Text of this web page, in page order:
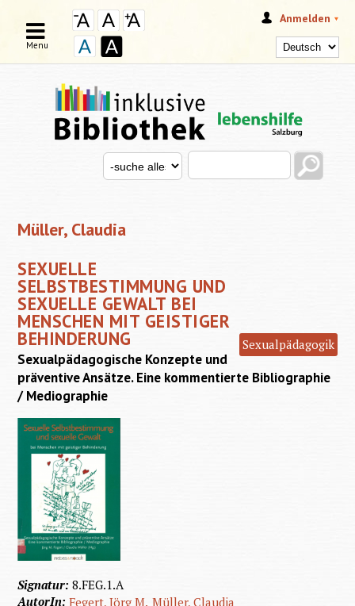
Anmelden
SUCHFORMULAR
Search this site
Search for
Menu
Müller, Claudia
SEXUELLE
SELBSTBESTIMMUNG UND
SEXUELLE GEWALT BEI
MENSCHEN MIT GEISTIGER
BEHINDERUNG Sexualpädagogik
Sexualpädagogische Konzepte und
präventive Ansätze. Eine kommentierte Bibliographie
/ Mediographie
Signatur:8.FEG.1.A
AutorIn:Fegert, Jörg M. Müller, Claudia